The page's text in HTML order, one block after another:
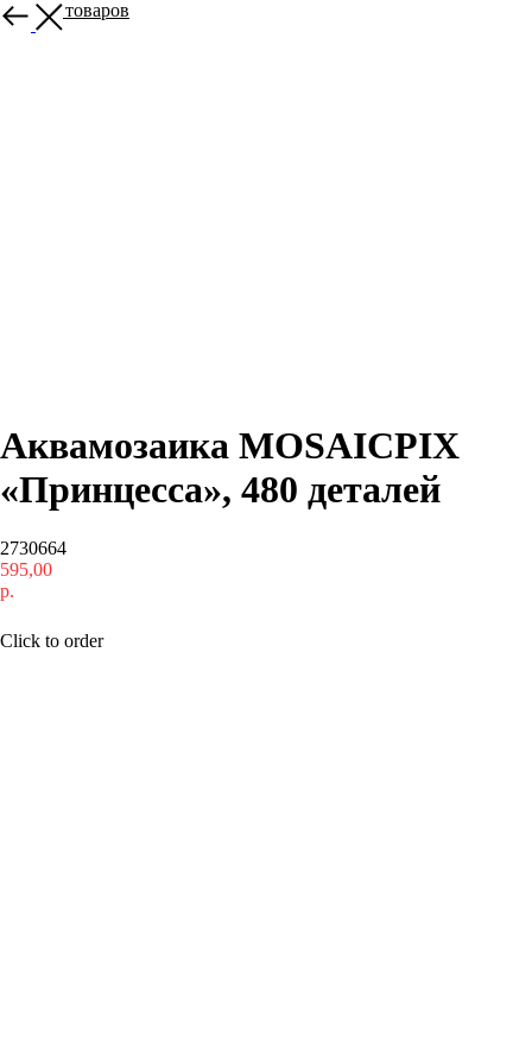
Больше товаров
Аквамозаика MOSAICPIX
«Принцесса», 480 деталей
2730664
595,00
р.
Click to order